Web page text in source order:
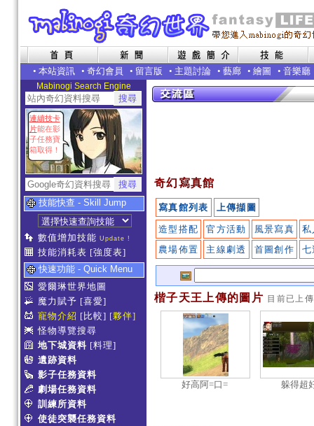
• 本站資訊 • 奇幻會員 • 留言版 • 主題討論 • 藝廊 • 繪圖 • 音樂廳
Mabinogi Search Engine
連續技卡
片能在影
子任務寶
箱取得！
技能快查 - Skill Jump
數值增加技能 Update !
技能消耗表 [強度表]
快速功能 - Quick Menu
愛爾琳世界地圖
魔力賦予 [喜愛]
寵物介紹 [比較] [夥伴]
怪物導覽搜尋
地下城資料 [料理]
遺跡資料
影子任務資料
劇場任務資料
訓練所資料
使徒突襲任務資料
奇幻寫真館
寫真館列表 上傳擷圖
造型搭配 官方活動 風景寫真
私
農場佈置
主線劇透 首圖創作 七
楷子天王上傳的圖片 目前已上
好高阿=口= 躲得超